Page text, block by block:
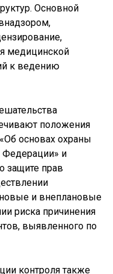
Основной
медицинской
к ведению
положения
основах охраны
Федерации» и
защите прав
и внеплановые
риска причинения
выявленного по
контроля также